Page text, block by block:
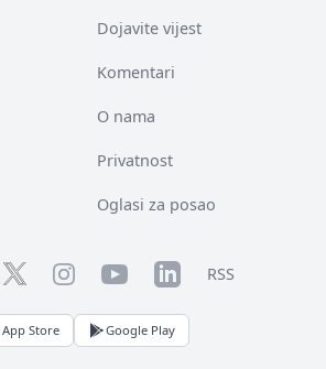
Dojavite vijest
Komentari
O nama
Privatnost
Oglasi za posao
TwitterInstagramYouTubeLinkedInRSS
App Store Google Play